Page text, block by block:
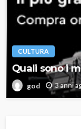
CULTURA
Quali sono i
god 3 anni